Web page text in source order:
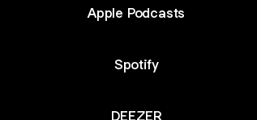
Apple Podcasts
Spotify
DEEZER